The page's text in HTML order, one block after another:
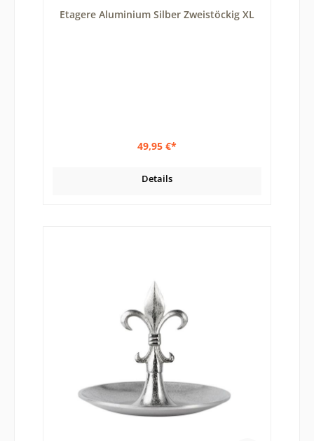
Etagere Aluminium Silber Zweistöckig XL
49,95 €*
Details